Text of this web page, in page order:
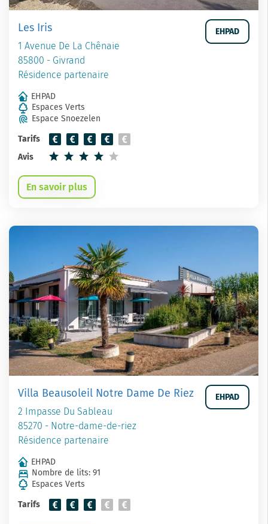
Les Iris
1 Avenue De La Chênaie
85800 - Givrand
Résidence partenaire
EHPAD
EHPAD
Espaces Verts
Espace Snoezelen
Tarifs
Avis
En savoir plus
Villa Beausoleil Notre Dame De Riez
2 Impasse Du Sableau
85270 - Notre-dame-de-riez
Résidence partenaire
EHPAD
EHPAD
Nombre de lits: 91
Espaces Verts
Tarifs